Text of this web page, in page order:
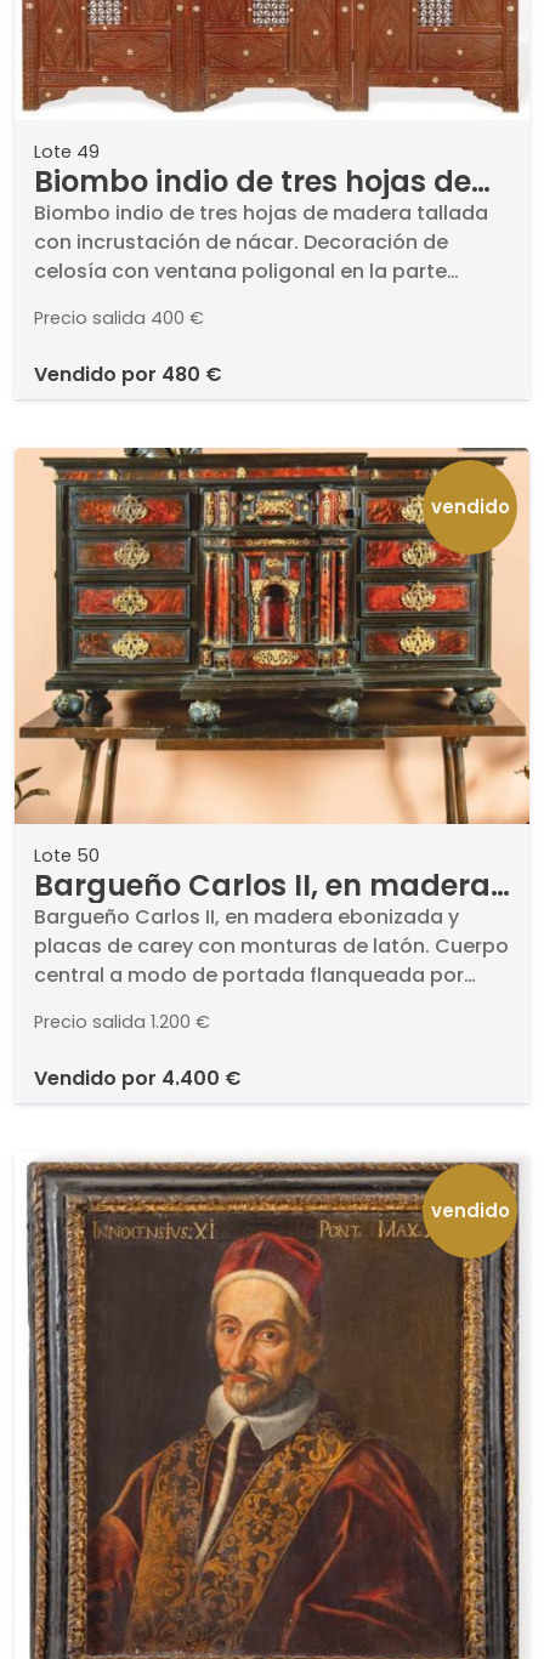
Lote 49
Biombo indio de tres hojas de
madera tallada con
incrustación de nácar
Biombo indio de tres hojas de madera tallada
con incrustación de nácar. Decoración de
celosía con ventana poligonal en la parte
cm
Precio salida 400 €
vendido por 480 €
vendido
Lote 50
Bargueño Carlos II, en madera
ebonizada y placas de carey
con monturas de latón. Cuerpo
central a modo de portada
flanqueada por columnas de
revela un interior de gavetas.
Bargueño Carlos II, en madera ebonizada y
placas de carey con monturas de latón. Cuerpo
central a modo de portada flanqueada por
revela un interior de gavetas.. Medidas 78,5 x 36
Precio salida 1.200 €
vendido por 4.400 €
vendido